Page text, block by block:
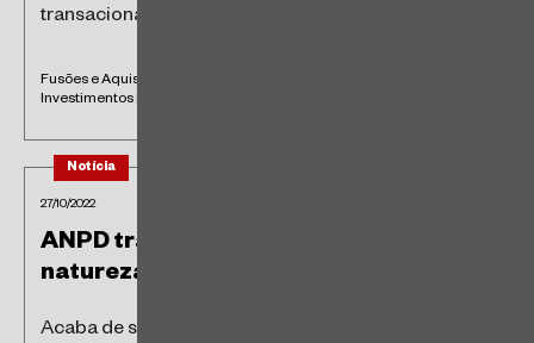
transacionais. Agradecemos aos clientes e pares...
Fusões e Aquisições • Negócios Imobiliários • Societário e
Investimentos Estrangeiros • Tributário
Notícia
27/10/2022
ANPD transformada em autarquia de
natureza especial
Acaba de ser publicada a Lei nº 14.460, que